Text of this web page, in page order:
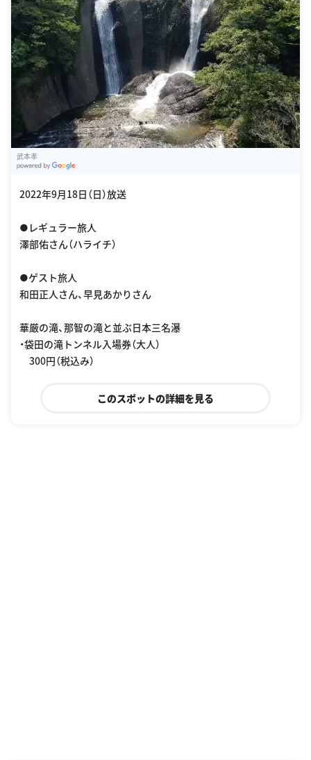
武本孝
2022年9月18日（日）放送
●レギュラー旅人
澤部佑さん（ハライチ）
●ゲスト旅人
和田正人さん、早見あかりさん
華厳の滝、那智の滝と並ぶ日本三名瀑
・袋田の滝トンネル入場券（大人）
300円（税込み）
このスポットの詳細を見る